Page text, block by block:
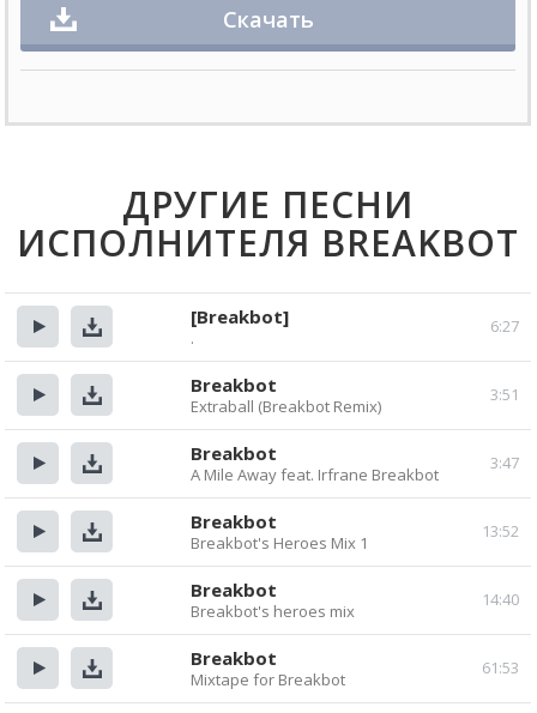
Скачать
ДРУГИЕ ПЕСНИ
ИСПОЛНИТЕЛЯ BREAKBOT
Прослушать
Скачать
6:27
[Breakbot]
.
Прослушать
Скачать
3:51
Breakbot
Extraball (Breakbot Remix)
Прослушать
Скачать
3:47
Breakbot
A Mile Away feat. Irfrane Breakbot
Прослушать
Скачать
13:52
Breakbot
Breakbot's Heroes Mix 1
Прослушать
Скачать
14:40
Breakbot
Breakbot's heroes mix
Прослушать
Скачать
61:53
Breakbot
Mixtape for Breakbot